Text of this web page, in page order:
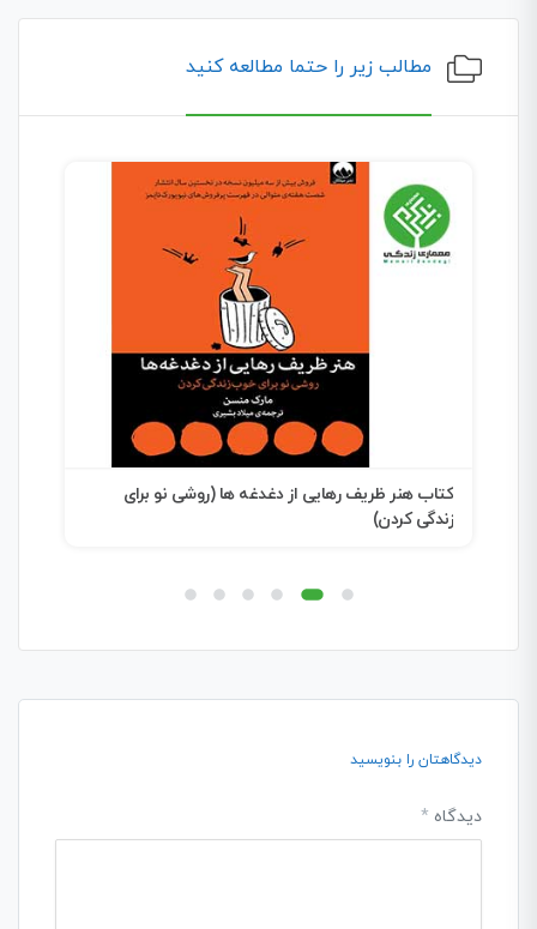
مطالب زیر را حتما مطالعه کنید
کتاب هنر ظریف رهایی از دغدغه ها (روشی نو برای
زندگی کردن)
دیدگاهتان را بنویسید
دیدگاه *